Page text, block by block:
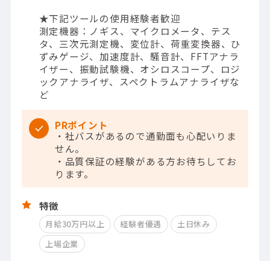
★下記ツールの使用経験者歓迎
測定機器：ノギス、マイクロメータ、テス
タ、三次元測定機、変位計、荷重変換器、ひ
ずみゲージ、加速度計、騒音計、FFTアナラ
イザー、振動試験機、オシロスコープ、ロジ
ックアナライザ、スペクトラムアナライザな
ど
PRポイント
・社バスがあるので通勤面も心配いりま
せん。
・品質保証の経験がある方お待ちしてお
ります。
特徴
月給30万円以上 経験者優遇
土日休み
上場企業